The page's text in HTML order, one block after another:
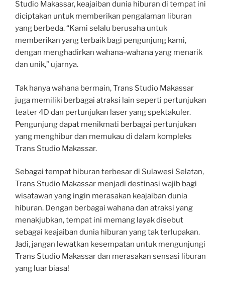
Studio Makassar, keajaiban dunia hiburan di tempat ini
diciptakan untuk memberikan pengalaman liburan
yang berbeda. “Kami selalu berusaha untuk
memberikan yang terbaik bagi pengunjung kami,
dengan menghadirkan wahana-wahana yang menarik
dan unik,” ujarnya.
Tak hanya wahana bermain, Trans Studio Makassar
juga memiliki berbagai atraksi lain seperti pertunjukan
teater 4D dan pertunjukan laser yang spektakuler.
Pengunjung dapat menikmati berbagai pertunjukan
yang menghibur dan memukau di dalam kompleks
Trans Studio Makassar.
Sebagai tempat hiburan terbesar di Sulawesi Selatan,
Trans Studio Makassar menjadi destinasi wajib bagi
wisatawan yang ingin merasakan keajaiban dunia
hiburan. Dengan berbagai wahana dan atraksi yang
menakjubkan, tempat ini memang layak disebut
sebagai keajaiban dunia hiburan yang tak terlupakan.
Jadi, jangan lewatkan kesempatan untuk mengunjungi
Trans Studio Makassar dan merasakan sensasi liburan
yang luar biasa!